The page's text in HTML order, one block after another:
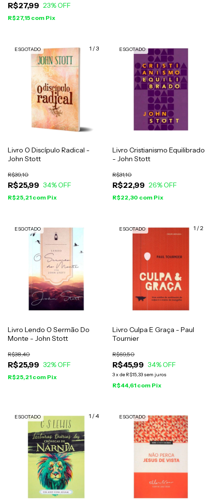
R$27,99 23% OFF
R$27,15 com Pix
1 /3
ESGOTADO
Livro O Discípulo Radical -
John Stott
R$25,99
R$39,10
34% OFF
R$25,21 com Pix
ESGOTADO
Livro Cristianismo Equilibrado
- John Stott
R$22,99
R$31,10
26% OFF
R$22,30 com Pix
ESGOTADO
Livro Lendo O Sermão Do
Monte - John Stott
R$25,99
R$38,40
32% OFF
R$25,21 com Pix
1 /2
ESGOTADO
Livro Culpa E Graça - Paul
Tournier
R$45,99
R$69,50
34% OFF
3x de R$15,33 sem juros
R$44,61 com Pix
1 /4
ESGOTADO ESGOTADO